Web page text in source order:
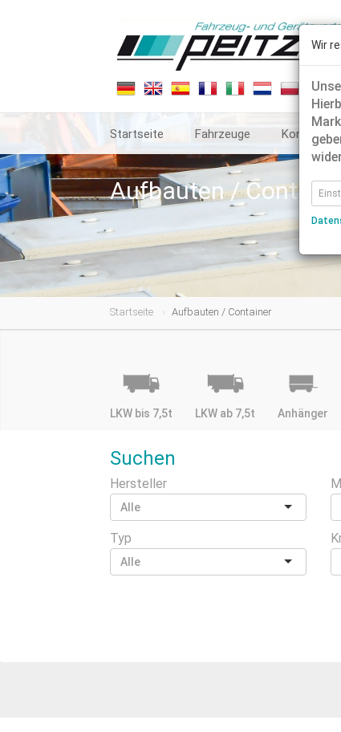
Startseite Fahrzeuge Kontakt
Aufbauten /
Startseite Aufbauten / Container
LKW bis 7,5t LKW ab 7,5t Anhänger
Suchen
Hersteller
Typ
Wir